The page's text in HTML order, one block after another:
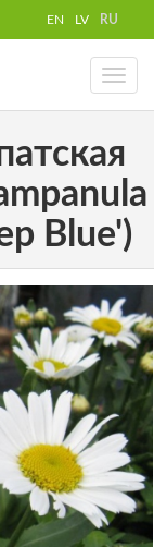
EN LV RU
Toggle
Blue')